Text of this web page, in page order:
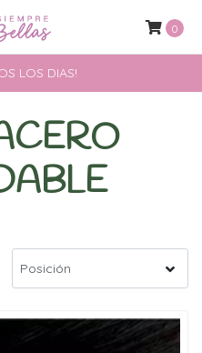
LOS DIAS!
0